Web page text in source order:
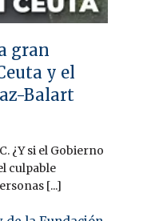
gran
y el
Balart
¿Y si el Gobierno
culpable
[...]